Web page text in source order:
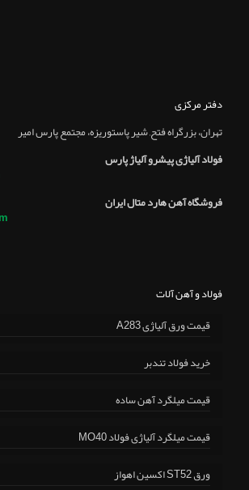
دفتر مرکزی
تهران، بزرگراه فتح, شير پاستوريزه، مجتمع پارس امير
فولاد آلیاژی پیشرو آلیاژ پارس
فروشگاه آهن هارد متال ایران
فولاد و آهن آلات
قیمت ورق آلیاژی A283
خرید فولاد تندبر
قیمت میلگرد آهن ساده
قیمت میلگرد آلیاژی فولاد MO40
ورق ST52 اکسین اهواز